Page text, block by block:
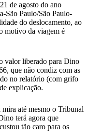
de agosto do ano
São Paulo/São Paulo-
do deslocamento, ao
motivo da viagem é
valor liberado para Dino
que não condiz com as
no relatório (com grifo
explicação.
mira até mesmo o Tribunal
terá agora que
tão caro para os